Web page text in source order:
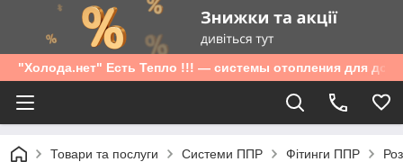
"Холода.нет" Есть Тепло !!! — системы отопления для дома
Товари та послуги Системи ППР Фітинги ППР